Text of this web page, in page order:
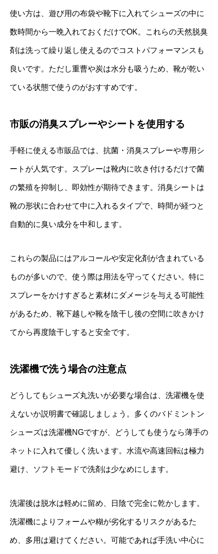
使い方は、遊び用の布袋や靴下に入れてシューズの中に
数時間から一晩入れておくだけでOK。これらの天然脱臭
剤は洗って繰り返し使えるのでコストパフォーマンスも
良いです。ただし重曹や炭は水分も吸うため、靴が乾い
ている状態で使うのがおすすめです。
市販の消臭スプレーやシートを使用する
手軽に使える市販品では、抗菌・消臭スプレーや専用シ
ートが人気です。スプレーは靴内に吹き付けるだけで菌
の繁殖を抑制し、即効性が期待できます。消臭シートは
靴の形状に合わせて中に入れるタイプで、時間が経つと
自動的に臭い成分を中和します。
これらの製品にはアルコールや安定化剤が含まれている
ものが多いので、使う際は用法を守ってください。特に
スプレーをかけすぎると素材にダメージを与える可能性
があるため、靴下越しや靴を陰干し後の空間に吹きかけ
てから再度陰干しすると安全です。
洗濯機で洗う場合の注意点
どうしてもシューズ丸洗いが必要な場合は、洗濯機を使
えないか説明書で確認しましょう。多くのバドミントン
シューズは洗濯機NGですが、どうしても使うなら薄手の
ネットに入れて優しく洗います。水流や高速回転は極力
避け、ソフトモードで洗剤は少なめにします。
洗濯後は脱水は軽めに留め、日陰で完全に乾かします。
洗濯機によりフォームや糊が劣化するリスクがあるた
め、多用は避けてください。可能であれば手洗い中心に